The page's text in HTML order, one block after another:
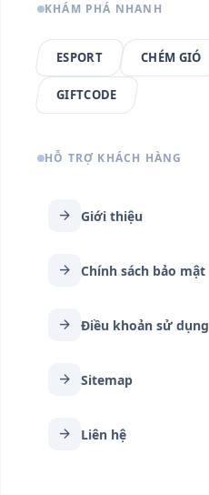
KHÁM PHÁ NHANH
ESPORT CHÉM GIÓ
GIFTCODE
HỖ TRỢ KHÁCH HÀNG
arrow_forward Giới thiệu
arrow_forward Chính sách bảo mật
arrow_forward Điều khoản sử dụng
arrow_forward Sitemap
arrow_forward Liên hệ